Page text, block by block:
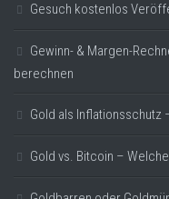
Gesuch kostenlos
Gewinn- & Margen-
berechnen
Gold als Inflationsschutz
Gold vs. Bitcoin –